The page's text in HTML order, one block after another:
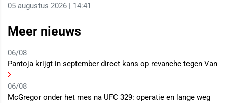
05 augustus 2026 | 14:41
Meer nieuws
06/08
Pantoja krijgt in september direct kans op revanche tegen Van
06/08
McGregor onder het mes na UFC 329: operatie en lange weg